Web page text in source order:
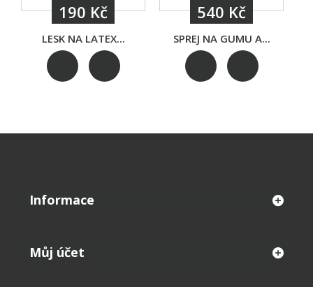
190 Kč
LESK NA LATEX...
540 Kč
SPREJ NA GUMU A...
Informace
Můj účet